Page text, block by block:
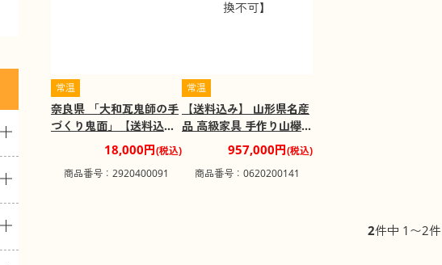
常温
奈良県 「大和瓦鬼師の手
づくり鬼面」【送料込
18,000円(税込)
商品番号：2920400091
常温
【送料込み】 山形県名産
品 高級家具 手作り山欅和
茶箪笥 【代金引換不可】
957,000円(税込)
商品番号：0620200141
2件中 1〜2件